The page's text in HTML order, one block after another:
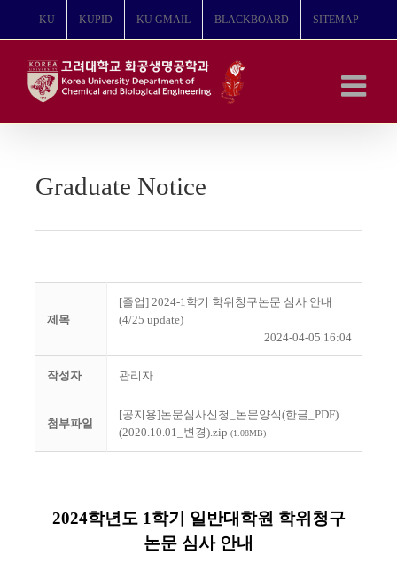
뛰
KU KUPID KU GMAIL BLACKBOARD SITEMAP
Graduate Notice
제목
[졸업] 2024-1학기 학위청구논문 심사 안내
(4/25 update)
2024-04-05 16:04
작성자 관리자
첨부파일
[공지용]논문심사신청_논문양식(한글_PDF)
(2020.10.01_변경).zip (1.08MB)
2024학년도 1학기 일반대학원 학위청구
논문 심사 안내